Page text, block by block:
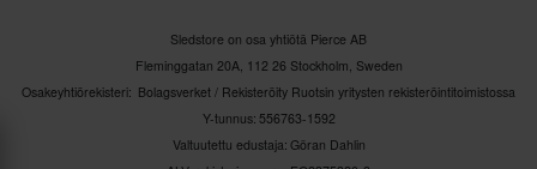
Sledstore on osa yhtiötä Pierce AB
Fleminggatan 20A, 112 26 Stockholm, Sweden
Osakeyhtiörekisteri: Bolagsverket / Rekisteröity Ruotsin yritysten rekisteröintitoimistossa
Y-tunnus: 556763-1592
Valtuutettu edustaja: Göran Dahlin